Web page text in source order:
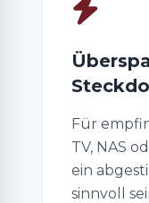
Für
TV, NAS
ein
sinnvoll